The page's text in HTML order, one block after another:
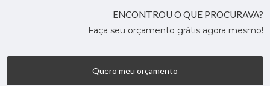
ENCONTROU O QUE PROCURAVA?
Faça seu orçamento grátis agora mesmo!
Quero meu orçamento